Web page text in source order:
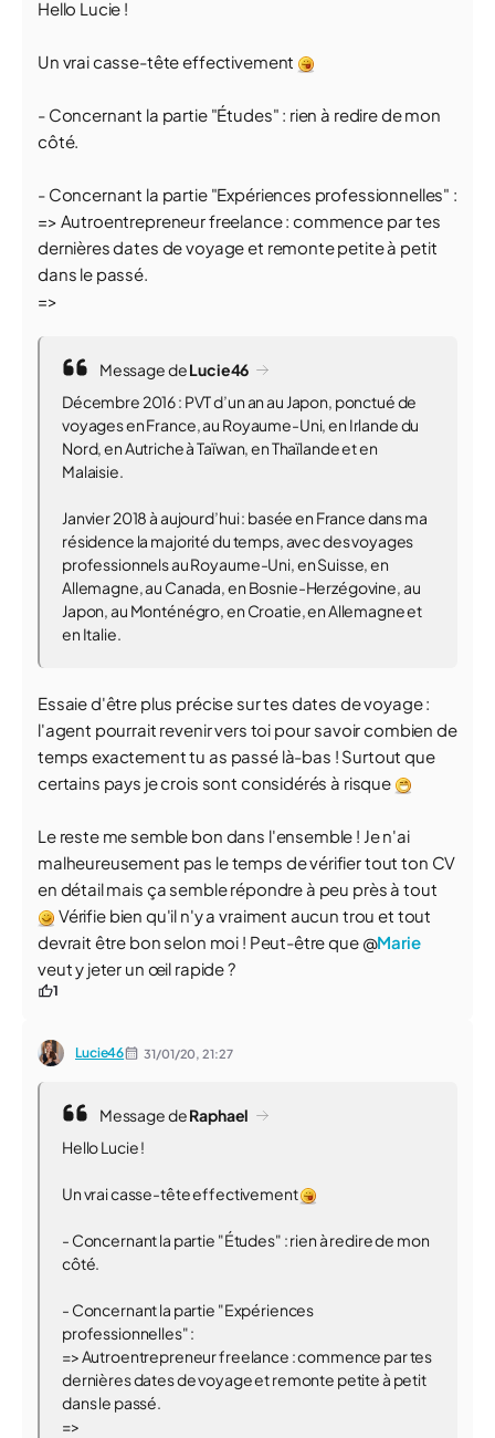
Hello Lucie !
Un vrai casse-tête effectivement
- Concernant la partie "Études" : rien à redire de mon
côté.
- Concernant la partie "Expériences professionnelles" :
=> Autroentrepreneur freelance : commence par tes
dernières dates de voyage et remonte petite à petit
dans le passé.
=>
Message deLucie46
Décembre 2016 : PVT d’un an au Japon, ponctué de
voyages en France, au Royaume-Uni, en Irlande du
Nord, en Autriche à Taïwan, en Thaïlande et en
Malaisie.
Janvier 2018 à aujourd’hui : basée en France dans ma
résidence la majorité du temps, avec des voyages
professionnels au Royaume-Uni, en Suisse, en
Allemagne, au Canada, en Bosnie-Herzégovine, au
Japon, au Monténégro, en Croatie, en Allemagne et
en Italie.
Essaie d'être plus précise sur tes dates de voyage :
l'agent pourrait revenir vers toi pour savoir combien de
temps exactement tu as passé là-bas ! Surtout que
certains pays je crois sont considérés à risque
Le reste me semble bon dans l'ensemble ! Je n'ai
malheureusement pas le temps de vérifier tout ton CV
en détail mais ça semble répondre à peu près à tout
Vérifie bien qu'il n'y a vraiment aucun trou et tout
devrait être bon selon moi ! Peut-être que @Marie
veut y jeter un œil rapide ?
1
Lucie46 31/01/20,21:27
Message deRaphael
Hello Lucie !
Un vrai casse-tête effectivement
- Concernant la partie "Études" : rien à redire de mon
côté.
- Concernant la partie "Expériences
professionnelles" :
=> Autroentrepreneur freelance : commence par tes
dernières dates de voyage et remonte petite à petit
dans le passé.
=>